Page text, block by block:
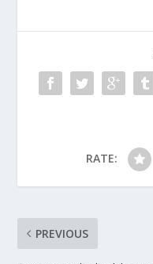
RATE:
PREVIOUS